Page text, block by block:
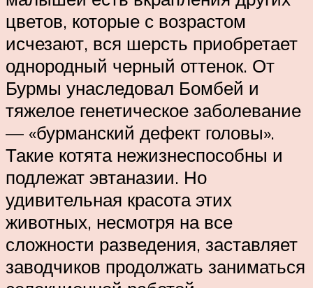
цветов, которые с возрастом
исчезают, вся шерсть приобретает
однородный черный оттенок. От
Бурмы унаследовал Бомбей и
тяжелое генетическое заболевание
— «бурманский дефект головы».
Такие котята нежизнеспособны и
подлежат эвтаназии. Но
удивительная красота этих
животных, несмотря на все
сложности разведения, заставляет
заводчиков продолжать заниматься